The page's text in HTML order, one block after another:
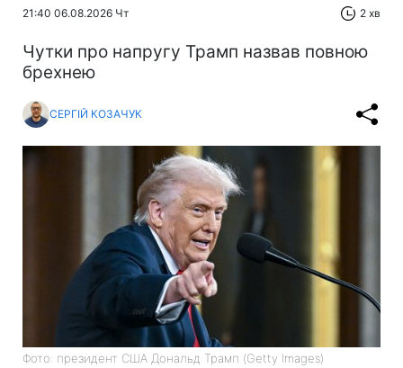
21:40 06.08.2026 Чт 2 хв
Чутки про напругу Трамп назвав повною
брехнею
СЕРГІЙ КОЗАЧУК
Фото: президент США Дональд Трамп (Getty Images)